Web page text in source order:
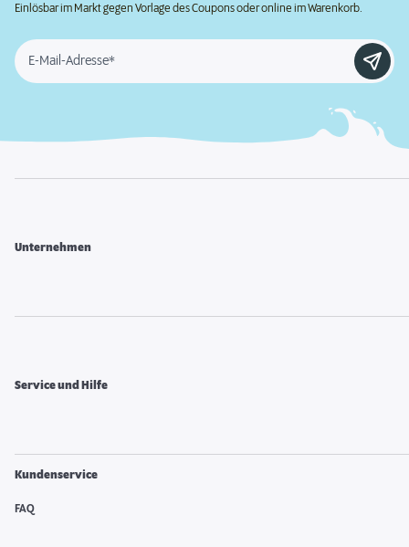
Einlösbar im Markt gegen Vorlage des Coupons oder online im Warenkorb.
E-Mail-Adresse*
Unternehmen
Service und Hilfe
Kundenservice
FAQ